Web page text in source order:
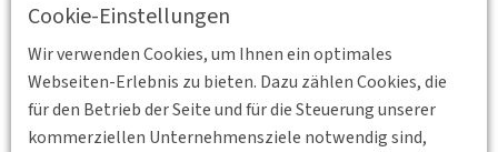
Cookie-Einstellungen
Wir verwenden Cookies, um Ihnen ein optimales
Webseiten-Erlebnis zu bieten. Dazu zählen Cookies, die
für den Betrieb der Seite und für die Steuerung unserer
kommerziellen Unternehmensziele notwendig sind,
die Stadtentwicklung und den Verkehr in Berlin haben kann.
Um Anmeldung zur Veranstaltung wird gebeten unter:
berlin-brandenburg(at)DVWG.de
Den Veranstaltungsflyer finden Sie weiter unten auf dieser